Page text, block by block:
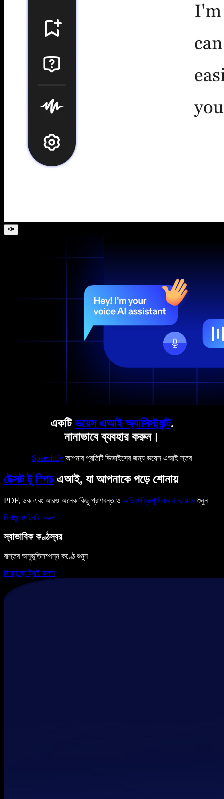
একটিভয়েস এআই অ্যাসিস্ট্যান্ট.
নানাভাবে ব্যবহার করুন।
Speechify আপনার প্রতিটি ডিভাইসের জন্য ভয়েস এআই স্তর
টেক্সট টু স্পিচএআই, যা আপনাকে পড়ে শোনায়
PDF, ডক এবং আরও অনেক কিছু প্রাণবন্ত ও অভিব্যক্তিপূর্ণ এআই ভয়েসেশুনুন
বিনামূল্যে ট্রাই করুন
স্বাভাবিক কণ্ঠস্বর
বাস্তব অনুভূতিসম্পন্ন কণ্ঠে শুনুন
বিনামূল্যে ট্রাই করুন